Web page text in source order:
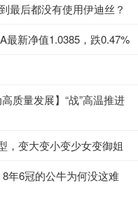
最后都没有使用伊迪丝？
最新净值1.0385，跌0.47%
质量发展】“战”高温推进
，变大变小变少女变御姐
年6冠的公牛为何没这难